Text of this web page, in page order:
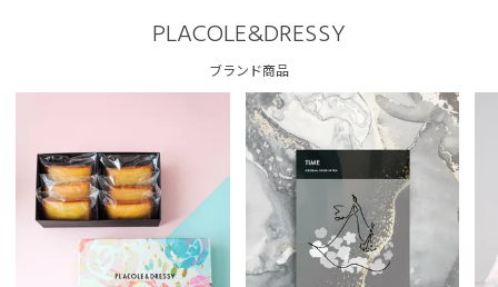
PLACOLE&DRESSY
ブランド商品